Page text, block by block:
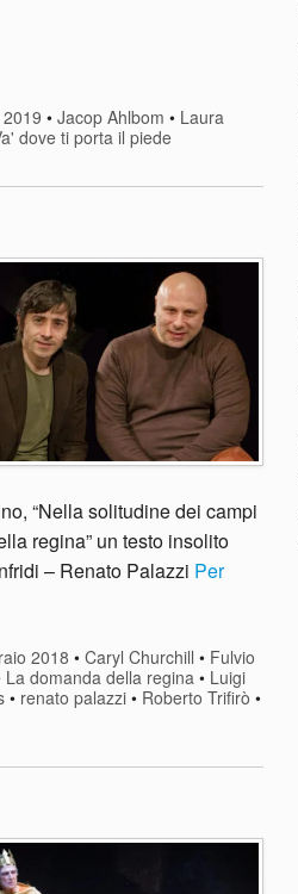
•Jacop Ahlbom • Laura
dove ti porta il piede
“Nella solitudine dei campi
regina” un testo insolito
– Renato Palazzi Per
2018 • Caryl Churchill • Fulvio
La domanda della regina • Luigi
• renato palazzi • Roberto Trifirò •